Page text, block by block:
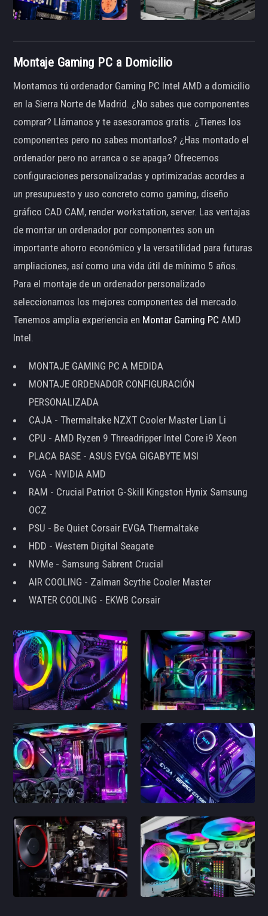
Montaje Gaming PC a Domicilio
Montamos tú ordenador Gaming PC Intel AMD a domicilio
en la Sierra Norte de Madrid. ¿No sabes que componentes
comprar? Llámanos y te asesoramos gratis. ¿Tienes los
componentes pero no sabes montarlos? ¿Has montado el
ordenador pero no arranca o se apaga? Ofrecemos
configuraciones personalizadas y optimizadas acordes a
un presupuesto y uso concreto como gaming, diseño
gráfico CAD CAM, render workstation, server. Las ventajas
de montar un ordenador por componentes son un
importante ahorro económico y la versatilidad para futuras
ampliaciones, así como una vida útil de mínimo 5 años.
Para el montaje de un ordenador personalizado
seleccionamos los mejores componentes del mercado.
Tenemos amplia experiencia en Montar Gaming PC AMD
Intel.
MONTAJE GAMING PC A MEDIDA
MONTAJE ORDENADOR CONFIGURACIÓN
PERSONALIZADA
CAJA - Thermaltake NZXT Cooler Master Lian Li
CPU - AMD Ryzen 9 Threadripper Intel Core i9 Xeon
PLACA BASE - ASUS EVGA GIGABYTE MSI
VGA - NVIDIA AMD
RAM - Crucial Patriot G-Skill Kingston Hynix Samsung
OCZ
PSU - Be Quiet Corsair EVGA Thermaltake
HDD - Western Digital Seagate
NVMe - Samsung Sabrent Crucial
AIR COOLING - Zalman Scythe Cooler Master
WATER COOLING - EKWB Corsair